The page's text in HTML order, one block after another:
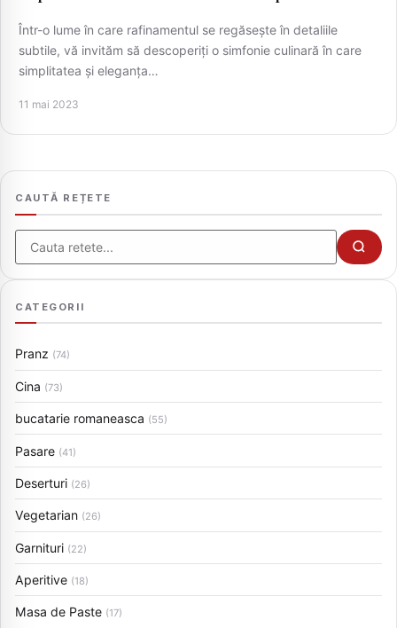
Într-o lume în care rafinamentul se regăsește în detaliile
subtile, vă invităm să descoperiți o simfonie culinară în care
simplitatea și eleganța…
11 mai 2023
CAUTĂ REȚETE
Cauta
CATEGORII
Pranz (74)
Cina (73)
bucatarie romaneasca (55)
Pasare (41)
Deserturi (26)
Vegetarian (26)
Garnituri (22)
Aperitive (18)
Masa de Paste (17)